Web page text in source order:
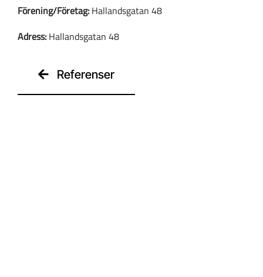
Kontakt
Förening/Företag:Hallandsgatan 48
Adress:Hallandsgatan 48
Referenser